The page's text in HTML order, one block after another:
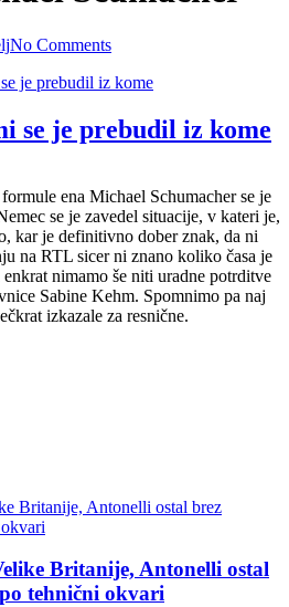
No Comments
se je prebudil iz kome
ena Michael Schumacher se je
se je zavedel situacije, v kateri je,
kar je definitivno dober znak, da ni
na RTL sicer ni znano koliko časa je
nimamo še niti uradne potrditve
Sabine Kehm. Spomnimo pa naj
izkazale za resnične.
Britanije, Antonelli ostal
tehnični okvari